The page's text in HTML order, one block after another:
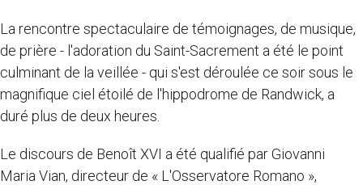
La rencontre spectaculaire de témoignages, de musique,
de prière - l'adoration du Saint-Sacrement a été le point
culminant de la veillée - qui s'est déroulée ce soir sous le
magnifique ciel étoilé de l'hippodrome de Randwick, a
duré plus de deux heures.
Le discours de Benoît XVI a été qualifié par Giovanni
Maria Vian, directeur de « L'Osservatore Romano »,